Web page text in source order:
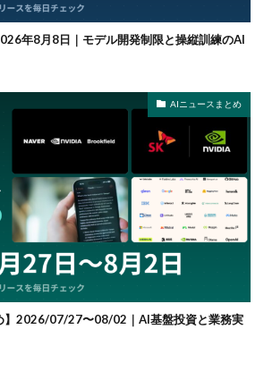
年8月8日｜モデル開発制限と操縦訓練のAI
AIニュースまとめ
】2026/07/27〜08/02｜AI基盤投資と業務実